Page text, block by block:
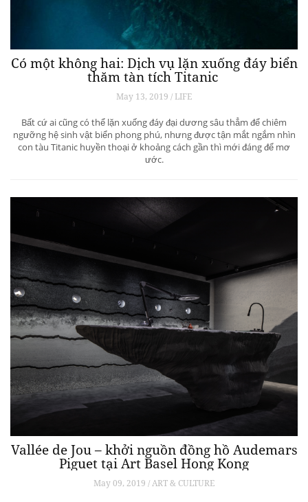
Có một không hai: Dịch vụ lặn xuống đáy biển
thăm tàn tích Titanic
May 13, 2019 / LIFE
Bất cứ ai cũng có thể lặn xuống đáy đại dương sâu thẳm để chiêm
ngưỡng hệ sinh vật biển phong phú, nhưng được tận mắt ngắm nhìn
con tàu Titanic huyền thoại ở khoảng cách gần thì mới đáng để mơ
ước.
Vallée de Jou – khởi nguồn đồng hồ Audemars
Piguet tại Art Basel Hong Kong
May 09, 2019 / ART & CULTURE